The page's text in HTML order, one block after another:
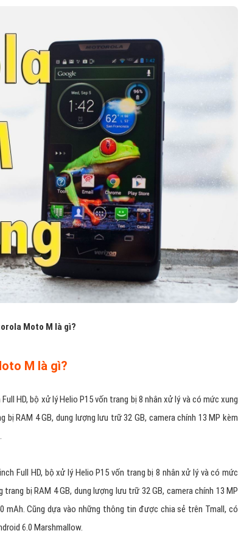
Moto M là gì?
M là gì?
HD, bộ xử lý Helio P15 vốn trang bị 8 nhân xử lý và có mức xung
bị RAM 4 GB, dung lượng lưu trữ 32 GB, camera chính 13 MP kèm
Full HD, bộ xử lý Helio P15 vốn trang bị 8 nhân xử lý và có mức
trang bị RAM 4 GB, dung lượng lưu trữ 32 GB, camera chính 13 MP
mAh. Cũng dựa vào những thông tin được chia sẻ trên Tmall, có
6.0 Marshmallow.